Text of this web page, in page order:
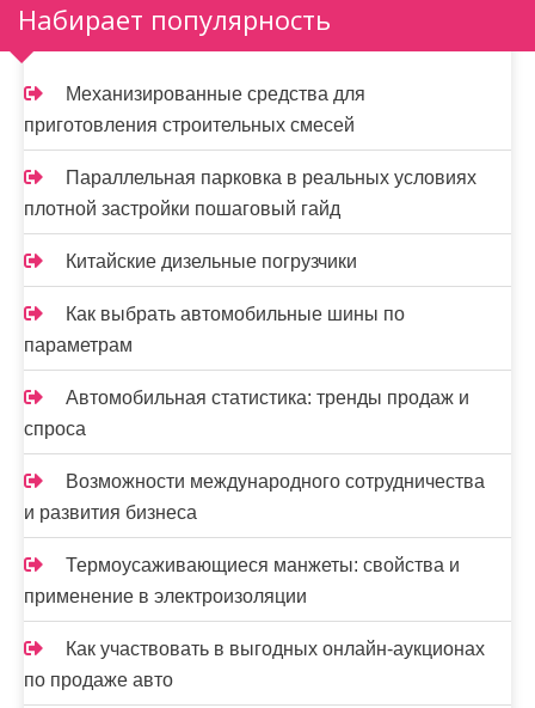
Набирает популярность
Механизированные средства для
приготовления строительных смесей
Параллельная парковка в реальных условиях
плотной застройки пошаговый гайд
Китайские дизельные погрузчики
Как выбрать автомобильные шины по
параметрам
Автомобильная статистика: тренды продаж и
спроса
Возможности международного сотрудничества
и развития бизнеса
Термоусаживающиеся манжеты: свойства и
применение в электроизоляции
Как участвовать в выгодных онлайн-аукционах
по продаже авто